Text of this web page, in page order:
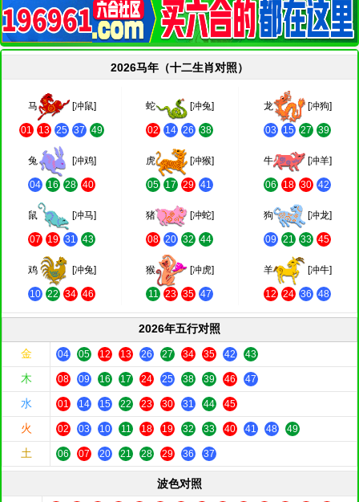
2026马年（十二生肖对照）
马 [冲鼠]
01 13 25 37 49
蛇 [冲兔]
02 14 26 38
龙 [冲狗]
03 15 27 39
兔 [冲鸡]
04 16 28 40
虎 [冲猴]
05 17 29 41
牛 [冲羊]
06 18 30 42
鼠 [冲马]
07 19 31 43
猪 [冲蛇]
08 20 32 44
狗 [冲龙]
09 21 33 45
鸡 [冲兔]
10 22 34 46
猴 [冲虎]
11 23 35 47
羊 [冲牛]
12 24 36 48
2026年五行对照
金
04 05 12 13 26 27 34 35 42 43
木 08 09 16 17 24 25 38 39 46 47
水 01 14 15 22 23 30 31 44 45
火 02 03 10 11 18 19 32 33 40 41 48 49
土 06 07 20 21 28 29 36 37
波色对照